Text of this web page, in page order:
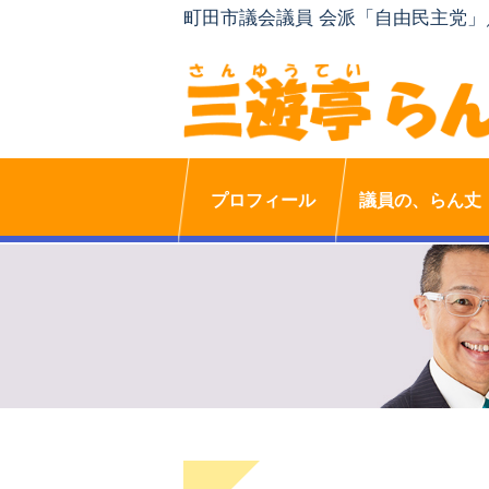
町田市議会議員 会派「自由民主党
プロフィール 議員の、らん丈